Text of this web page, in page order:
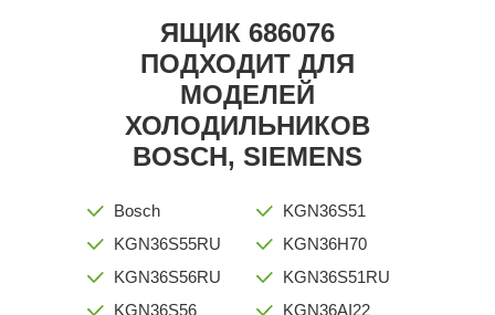
ЯЩИК 686076
ПОДХОДИТ ДЛЯ
МОДЕЛЕЙ
ХОЛОДИЛЬНИКОВ
BOSCH, SIEMENS
Bosch
KGN36S55RU
KGN36S56RU
KGN36S56
KGN36S51
KGN36H70
KGN36S51RU
KGN36AI22